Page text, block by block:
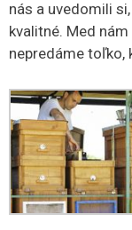
nás a uvedomili
kvalitné. Med
nepredáme toľko,